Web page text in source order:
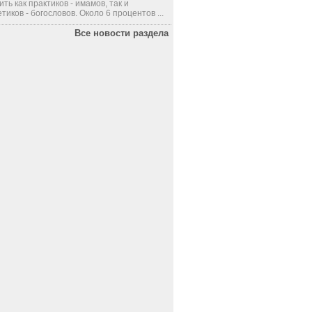
как практиков - имамов, так и
- богословов. Около 6 процентов ...
Все новости раздела